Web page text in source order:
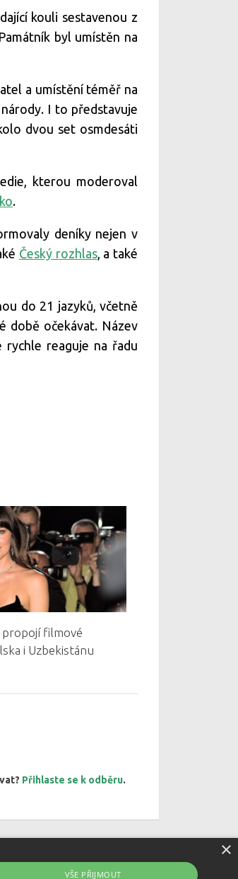
kouli sestavenou z
byl umístěn na
a umístění téměř na
I to představuje
dvou set osmdesáti
kterou moderoval
.
deníky nejen v
Český rozhlas, a také
do 21 jazyků, včetně
době očekávat. Název
reaguje na řadu
propojí filmové
i Uzbekistánu
Přihlaste se k odběru.
×
VŠE PŘIJMOUT